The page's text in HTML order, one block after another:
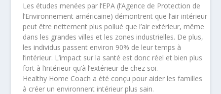
Les études menées par l’EPA (l’Agence de Protection de
l’Environnement américaine) démontrent que l’air intérieur
peut être nettement plus pollué que l’air extérieur, même
dans les grandes villes et les zones industrielles. De plus,
les individus passent environ 90% de leur temps à
l’intérieur. L’impact sur la santé est donc réel et bien plus
fort à l’intérieur qu’à l’extérieur de chez soi.
Healthy Home Coach a été conçu pour aider les familles
à créer un environnent intérieur plus sain.